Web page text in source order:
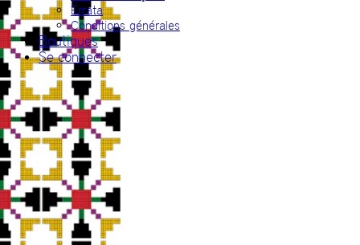
Errata
Conditions générales
Boutiques
Se connecter